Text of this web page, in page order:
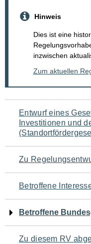
Hinweis
Dies ist eine
inzwischen
Zum aktuellen
Navigation
für
den
Seiteninhalt
Entwurf eines
Investitionen und
Zu
Betroffene
Betroffene
Zu diesem RV